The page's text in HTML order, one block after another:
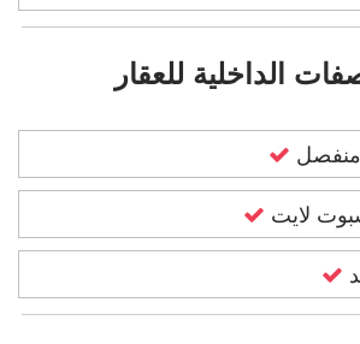
الداخلية للعقار
لايت